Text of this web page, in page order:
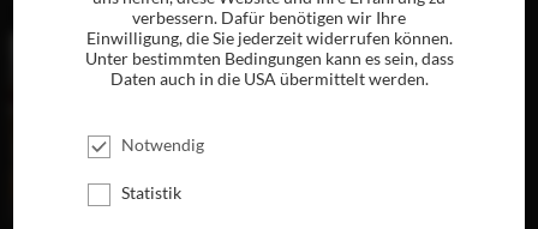
verbessern. Dafür benötigen wir Ihre
Einwilligung, die Sie jederzeit widerrufen können.
Unter bestimmten Bedingungen kann es sein, dass
Daten auch in die USA übermittelt werden.
Notwendig
Statistik